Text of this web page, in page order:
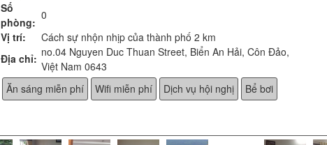
Số
phòng:
0
Vị trí:
Cách sự nhộn nhịp của thành phố 2 km
Địa chỉ: no.04 Nguyen Duc Thuan Street, Biển An Hải, Côn Đảo,
Việt Nam 0643
Ăn sáng miễn phí
Wifi miễn phí Dịch vụ hội nghị Bể bơi